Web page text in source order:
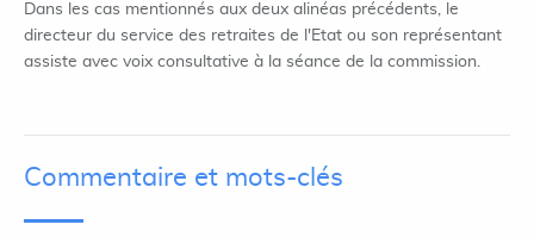
Dans les cas mentionnés aux deux alinéas précédents, le
directeur du service des retraites de l'Etat ou son représentant
assiste avec voix consultative à la séance de la commission.
Commentaire et mots-clés